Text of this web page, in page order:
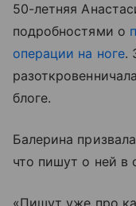
50-летняя
подробностями о
операции на ноге.
блоге.
Балерина
что пишут о ней в